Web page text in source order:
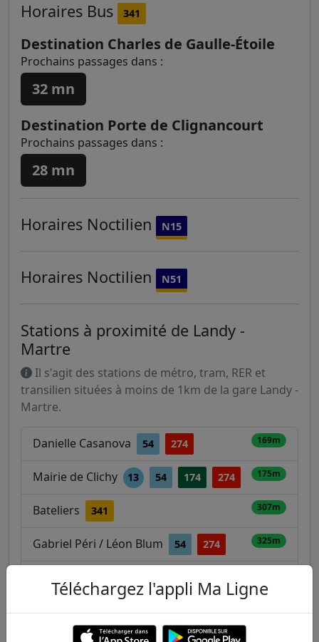
Horaires Bus 341
Destination Charles de Gaulle-Étoile
Prochains passages dans :
32 mn
Destination Porte de Clignancourt
Prochains passages dans :
28 mn
Horaires Noctilien N15
Horaires Noctilien N51
Stations à proximité de Landy -
Martre
Il s'agit des stations de métro, tram, RER et
transilien situées à moins de 1km de la gare Landy -
Martre.
Danielle Casanova 54 274 169m
Mairie de Clichy 13 54 174 274 175m
Bateliers 341 307m
Gabriel Péri / Léon Blum 54 274 325m
Beaujon
74 174 274 341
Téléchargez l'appli Ma Ligne